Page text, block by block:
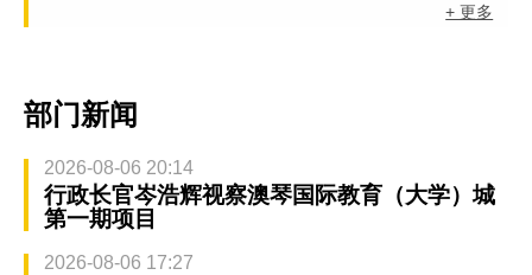
+ 更多
部门新闻
2026-08-06 20:14
行政长官岑浩辉视察澳琴国际教育（大学）城
第一期项目
2026-08-06 17:27